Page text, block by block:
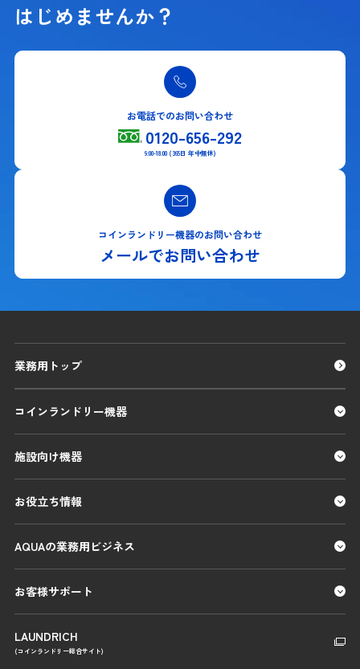
はじめませんか？
お電話でのお問い合わせ
0120-656-292
9:00-18:00 (365日 年中無休)
コインランドリー機器のお問い合わせ
メールでお問い合わせ
業務用トップ
コインランドリー機器
施設向け機器
お役立ち情報
AQUAの業務用ビジネス
お客様サポート
LAUNDRICH
(コインランドリー総合サイト)